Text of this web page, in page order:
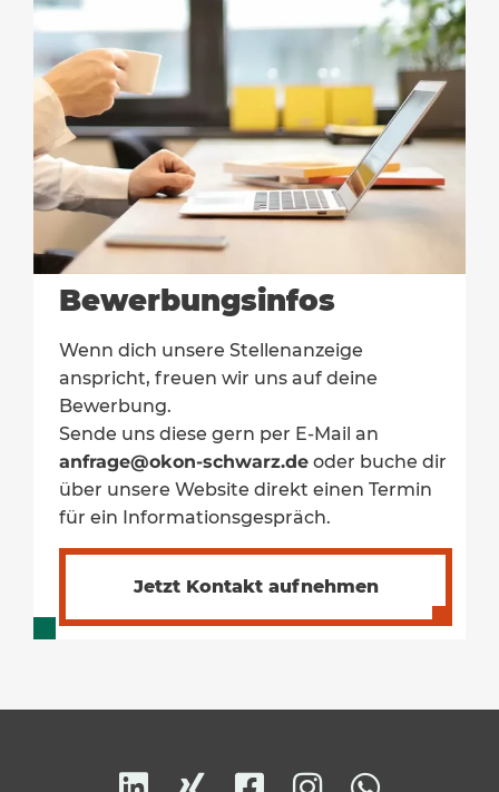
Bewerbungsinfos
Wenn dich unsere Stellenanzeige
anspricht, freuen wir uns auf deine
Bewerbung.
Sende uns diese gern per E-Mail an
anfrage@okon-schwarz.de oder buche dir
über unsere Website direkt einen Termin
für ein Informationsgespräch.
Jetzt Kontakt aufnehmen